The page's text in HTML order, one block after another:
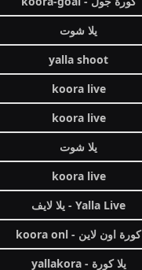
يلا شوت
yalla shoot
koora live
koora live
يلا شوت
koora live
Yalla Live - يلا لايف
كورة اون لاين - koora onl
يلا كورة - yallakora